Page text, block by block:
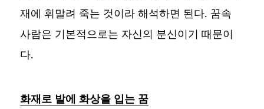
재에 휘말려 죽는 것이라 해석하면 된다. 꿈속
사람은 기본적으로는 자신의 분신이기 때문이
다.
화재로 발에 화상을 입는 꿈